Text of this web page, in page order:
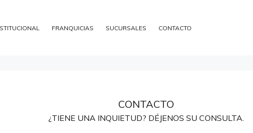
FRANQUICIAS SUCURSALES CONTACTO
CONTACTO
¿TIENE UNA INQUIETUD? DÉJENOS SU CONSULTA.